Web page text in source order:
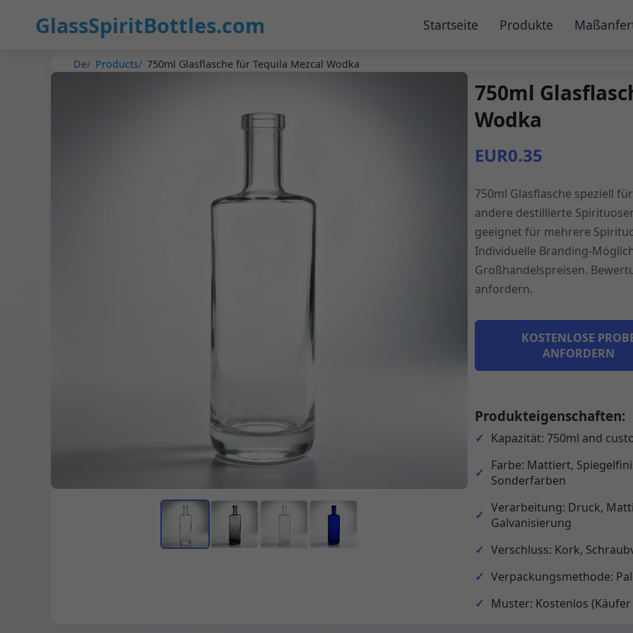
GlassSpiritBottles.com Startseite Produkte
De Products 750ml Glasflasche für Tequila Mezcal Wodka
750ml
Wodka
EUR0.35
750ml Glasflasche speziell
andere destillierte
geeignet für mehrere
Individuelle Branding-
Großhandelspreisen.
anfordern.
KOSTENLOSE
ANFORDERN
Produkteigenschaften:
Kapazität: 750ml and
Farbe: Mattiert,
Sonderfarben
Verarbeitung: Druck,
Galvanisierung
Verschluss: Kork,
Verpackungsmethode:
Muster: Kostenlos